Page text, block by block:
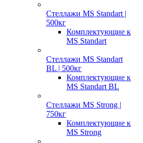
Стеллажи MS Standart |
500кг
Комплектующие к
MS Standart
Стеллажи MS Standart
BL | 500кг
Комплектующие к
MS Standart BL
Стеллажи MS Strong |
750кг
Комплектующие к
MS Strong